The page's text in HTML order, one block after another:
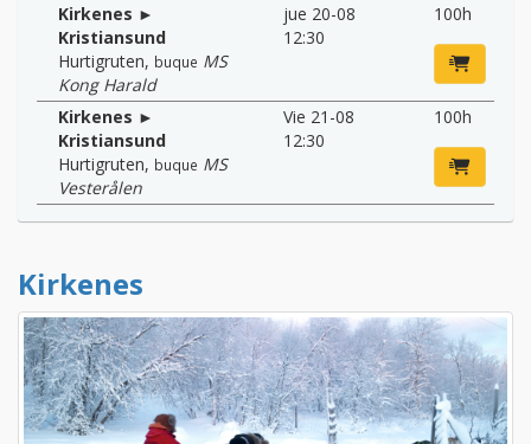
Kirkenes ►
Kristiansund
Hurtigruten, buque MS
Kong Harald
jue 20-08
12:30
100h
Kirkenes ►
Kristiansund
Hurtigruten, buque MS
Vesterålen
Vie 21-08
12:30
100h
Kirkenes